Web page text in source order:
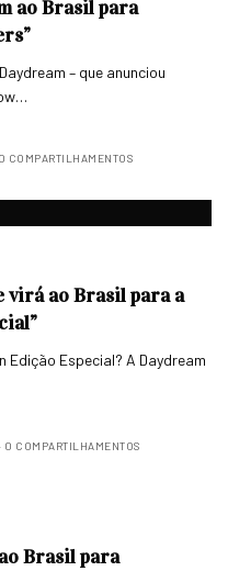
ao Brasil para
– que anunciou
0 COMPARTILHAMENTOS
virá ao Brasil para a
Especial? A Daydream
0 COMPARTILHAMENTOS
Brasil para